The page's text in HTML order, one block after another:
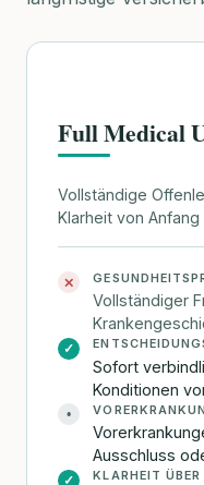
Full Medical
Vollständige
Klarheit von Anfang
✕
Vollständiger
✓
Sofort
Konditionen
•
Ausschluss
✓ KLARHEIT